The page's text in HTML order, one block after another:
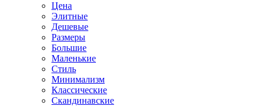
Цена
Элитные
Дешевые
Размеры
Большие
Маленькие
Стиль
Минимализм
Классические
Скандинавские